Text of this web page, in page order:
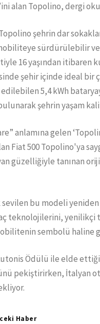
alan Topolino, dergi
şehrin dar
sürdürülebilir
16 yaşından itibaren
şehir içinde ideal
5,4 kWh
şehrin yaşam
anlamına gelen
Fiat 500 Topolino'ya
güzelliğiyle tanınan
bu modeli
teknolojilerini, yenilikçi
sembolü haline
Ödülü ile elde
pekiştirirken, İtalyan
Haber